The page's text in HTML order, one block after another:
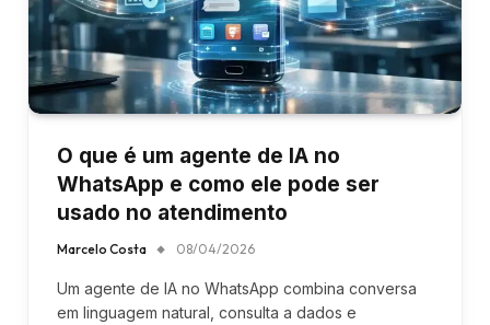
O que é um agente de IA no
WhatsApp e como ele pode ser
usado no atendimento
Marcelo Costa 08/04/2026
Um agente de IA no WhatsApp combina conversa
em linguagem natural, consulta a dados e